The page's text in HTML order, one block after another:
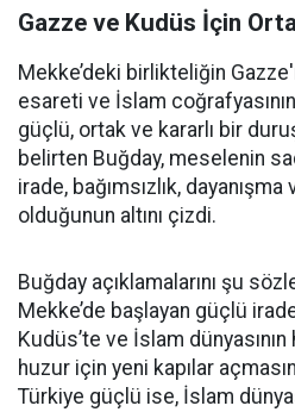
Gazze ve Kudüs İçin
Mekke’deki birlikteliğin
esareti ve İslam
güçlü, ortak ve kararlı bir
belirten Buğday, meselenin
irade, bağımsızlık,
olduğunun altını çizdi.
Buğday açıklamalarını şu
Mekke’de başlayan güçlü
Kudüs’te ve İslam
huzur için yeni kapılar
Türkiye güçlü ise, İslam